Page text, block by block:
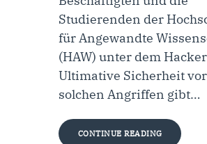
Studierenden der
für Angewandte
(HAW) unter dem
Ultimative Sicherheit vor
solchen Angriffen gibt…
CONTINUE READING